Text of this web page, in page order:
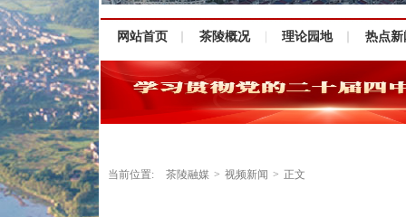
网站首页 茶陵概况 理论园地 热点新
当前位置: 茶陵融媒 > 视频新闻 > 正文